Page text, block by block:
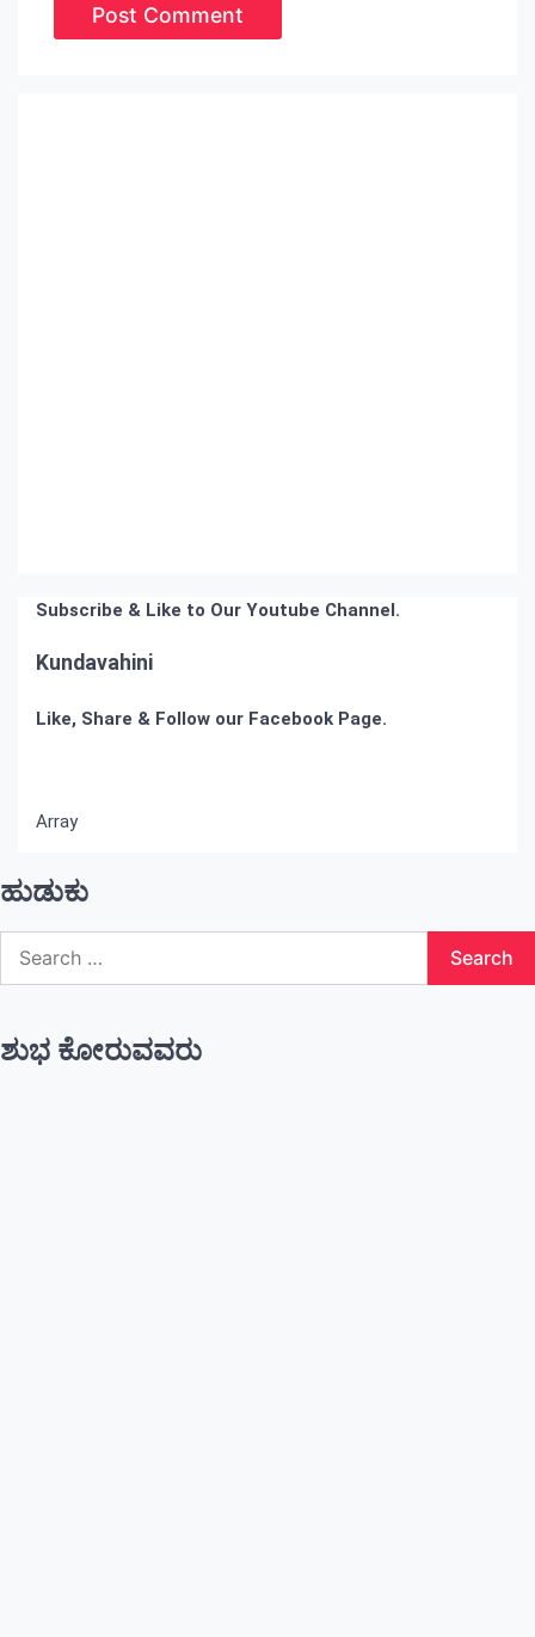
Subscribe & Like to Our Youtube Channel.
Kundavahini
Like, Share & Follow our Facebook Page.
Array
ಹುಡುಕು
for:
ಶುಭ ಕೋರುವವರು